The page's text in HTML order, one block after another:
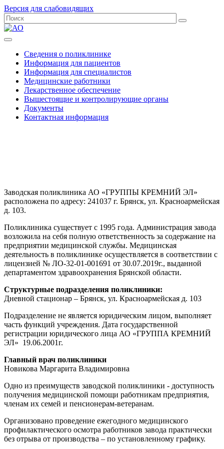
Версия для слабовидящих
Сведения о поликлинике
Информация для пациентов
Информация для специалистов
Медицинские работники
Лекарственное обеспечение
Вышестоящие и контролирующие органы
Документы
Контактная информация
Заводская поликлиника АО «ГРУППЫ КРЕМНИЙ ЭЛ»
расположена по адресу: 241037 г. Брянск, ул. Красноармейская
д. 103.
Поликлиника существует с 1995 года. Администрация завода
возложила на себя полную ответственность за содержание на
предприятии медицинской службы. Медицинская
деятельность в поликлинике осуществляется в соответствии с
лицензией № ЛО-32-01-001691 от 30.07.2019г., выданной
департаментом здравоохранения Брянской области.
Структурные подразделения поликлиники:
Дневной стационар – Брянск, ул. Красноармейская д. 103
Подразделение не является юридическим лицом, выполняет
часть функций учреждения. Дата государственной
регистрации юридического лица АО «ГРУППА КРЕМНИЙ
ЭЛ» 19.06.2001г.
Главный врач поликлиники
Новикова Маргарита Владимировна
Одно из преимуществ заводской поликлиники - доступность
получения медицинской помощи работникам предприятия,
членам их семей и пенсионерам-ветеранам.
Организовано проведение ежегодного медицинского
профилактического осмотра работников завода практически
без отрыва от производства – по установленному графику.